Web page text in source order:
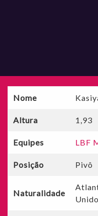
Nome
Altura 1,93
Equipes LBF
Posição Pivô
Naturalidade